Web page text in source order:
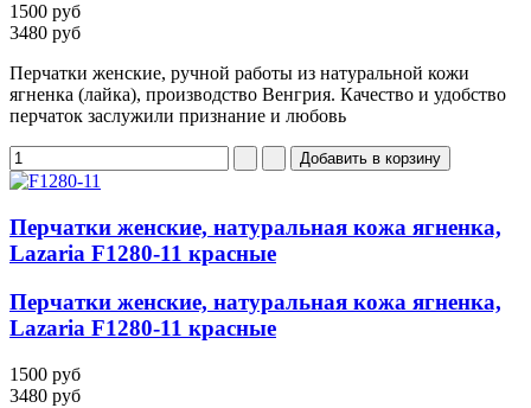
1500 руб
3480 руб
Перчатки женские, ручной работы из натуральной кожи
ягненка (лайка), производство Венгрия. Качество и удобство
перчаток заслужили признание и любовь
Перчатки женские, натуральная кожа ягненка,
Lazaria F1280-11 красные
Перчатки женские, натуральная кожа ягненка,
Lazaria F1280-11 красные
1500 руб
3480 руб